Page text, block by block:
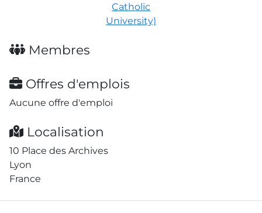
Catholic
University)
Membres
Offres d'emplois
Aucune offre d'emploi
Localisation
10 Place des Archives
Lyon
France